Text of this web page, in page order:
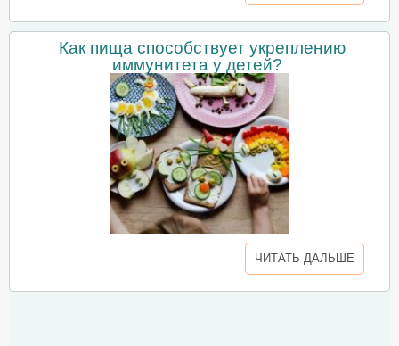
Как пища способствует укреплению
иммунитета у детей?
ЧИТАТЬ ДАЛЬШЕ